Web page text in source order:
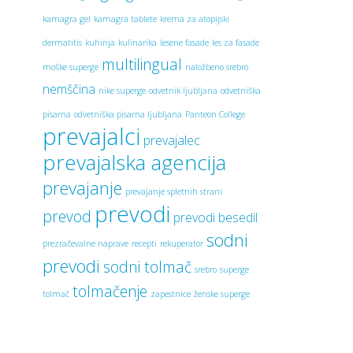
kamagra gel kamagra tablete krema za atopijski
dermatitis kuhinja kulinarika lesene fasade les za fasade
moške superge multilingual naložbeno srebro
nemščina nike superge odvetnik ljubljana odvetniška
pisarna odvetniška pisarna ljubljana Panteon College
prevajalci prevajalec
prevajalska agencija
prevajanje prevajanje spletnih strani
prevod prevodi prevodi besedil
prezračevalne naprave recepti rekuperator sodni
prevodi sodni tolmač srebro superge
tolmač tolmačenje zapestnice ženske superge